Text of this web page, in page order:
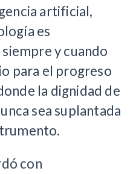
artificial,
es
y cuando
para el progreso
la dignidad de
sea suplantada
con